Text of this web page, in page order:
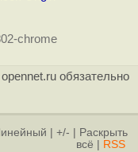
chrome
обязательно
+/-
Раскрыть
всё
RSS